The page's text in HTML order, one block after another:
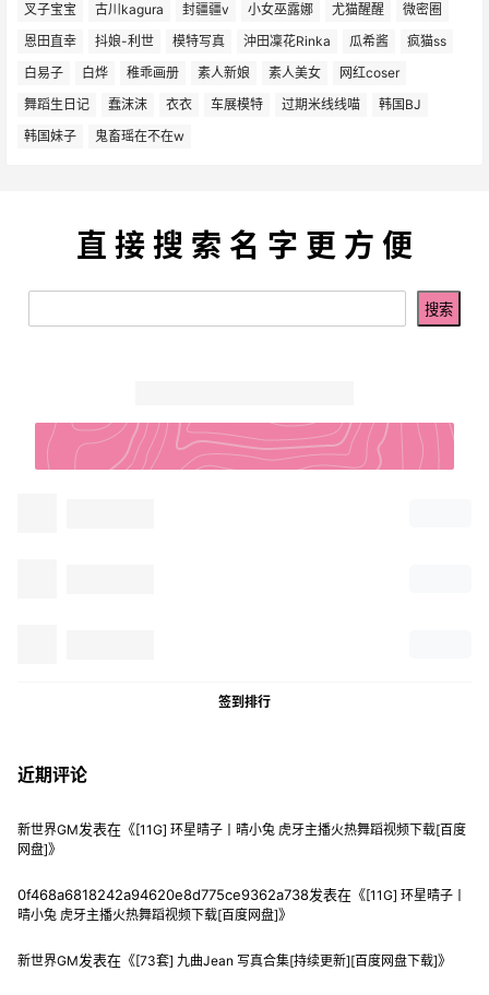
叉子宝宝
古川kagura 封疆疆v 小女巫露娜 尤猫醒醒
微密圈
恩田直幸
抖娘-利世 模特写真 沖田凜花Rinka 瓜希酱
疯猫ss
白易子
白烨 稚乖画册 素人新娘 素人美女
网红coser
舞蹈生日记
蠢沫沫 衣衣 车展模特 过期米线线喵
韩国BJ
韩国妹子
鬼畜瑶在不在w
直 接 搜 索 名 字 更 方 便
签到排行
近期评论
新世界GM发表在《[11G] 环星晴子丨晴小兔 虎牙主播火热舞蹈视频下载[百度
网盘]》
0f468a6818242a94620e8d775ce9362a738发表在《[11G] 环星晴子丨
晴小兔 虎牙主播火热舞蹈视频下载[百度网盘]》
新世界GM发表在《[73套] 九曲Jean 写真合集[持续更新][百度网盘下载]》